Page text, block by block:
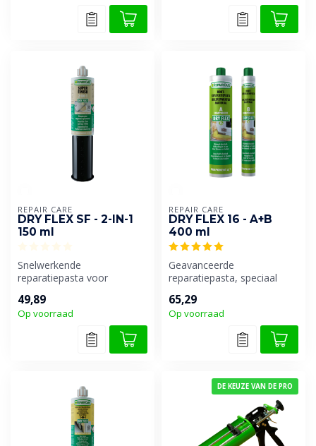
REPAIR CARE
DRY FLEX SF - 2-IN-1
150 ml
Snelwerkende
reparatiepasta voor
product is speciaal o...
49,89
Op voorraad
REPAIR CARE
DRY FLEX 16 - A+B
400 ml
Geavanceerde
reparatiepasta, speciaal
houtreparaties...
65,29
Op voorraad
DE KEUZE VAN DE PRO